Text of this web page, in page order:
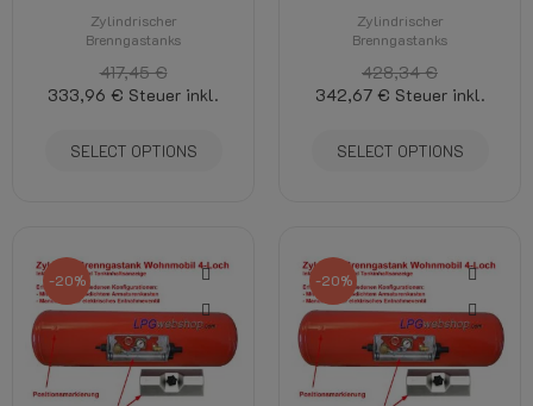
Zylindrischer
Brenngastanks
417,45 €
333,96 € Steuer inkl.
SELECT OPTIONS
Zylindrischer
Brenngastanks
428,34 €
342,67 € Steuer inkl.
SELECT OPTIONS
-20% -20%